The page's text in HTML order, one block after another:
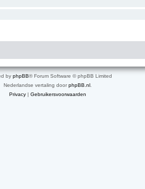
by phpBB® Forum Software © phpBB Limited
Nederlandse vertaling doorphpBB.nl
Privacy | Gebruikersvoorwaarden